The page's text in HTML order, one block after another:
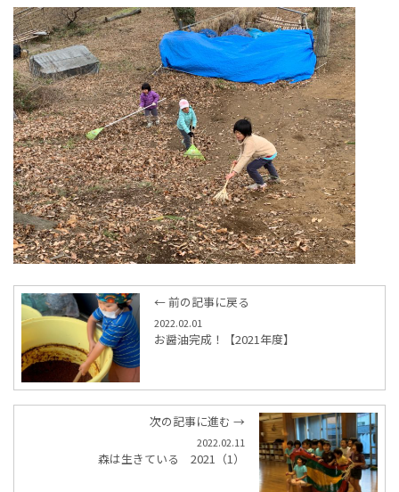
← 前の記事に戻る
2022.02.01
お醤油完成！【2021年度】
次の記事に進む →
2022.02.11
森は生きている 2021（1）